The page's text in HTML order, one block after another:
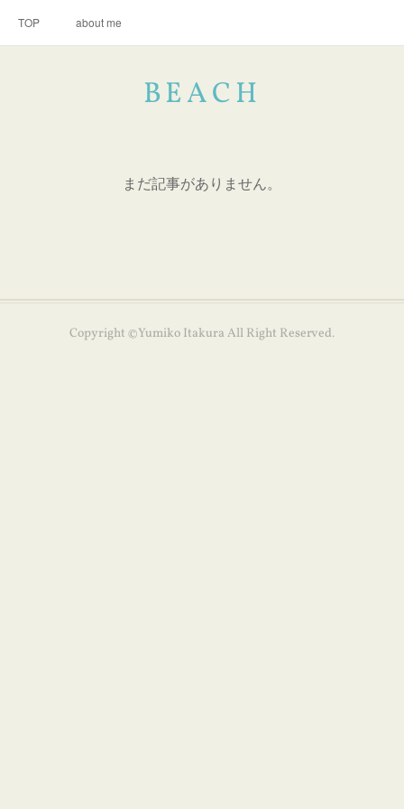
TOP about me
BEACH
まだ記事がありません。
Copyright ©Yumiko Itakura All Right Reserved.